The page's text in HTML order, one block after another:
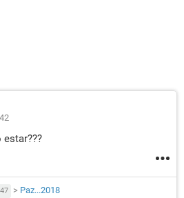
> Paz...2018